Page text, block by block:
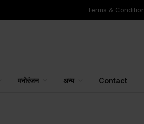
Terms &
मनोरंजन अन्य Contact